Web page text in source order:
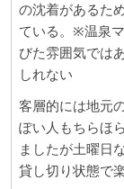
の沈着があるた
ている。※温泉
びた雰囲気では
しれない
客層的には地元
ぽい人もちらほ
ましたが土曜日
貸し切り状態で